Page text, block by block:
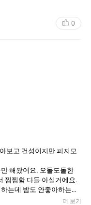
요.
한 향이었어요. 쎄지 않아
알겠더라고요 ㅎ
발리지 않는 다는 점? 그
0
보고 건성이지만 피지모
해봤어요. 오돌도돌한
찜찜함 다들 아실거에요.
는데 밤도 안좋아하는데
더 보기